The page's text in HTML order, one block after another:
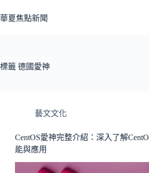
至
容
華夏焦點新聞
標籤 德國愛神
藝文文化
CentOS愛神完整介紹：深入了解
能與應用